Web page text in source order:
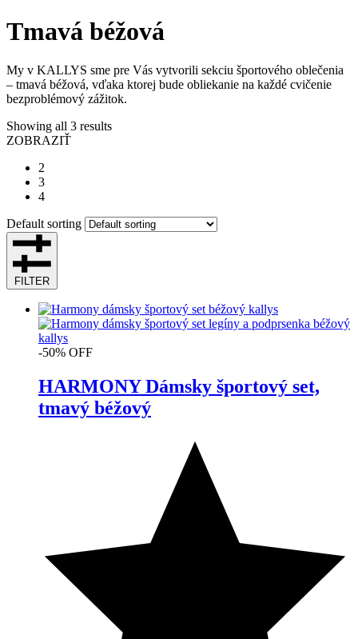
Tmavá béžová
My v KALLYS sme pre Vás vytvorili sekciu športového oblečenia
– tmavá béžová, vďaka ktorej bude obliekanie na každé cvičenie
bezproblémový zážitok.
Showing all 3 results
ZOBRAZIŤ
2
3
4
Default sorting
FILTER
-50% OFF
HARMONY Dámsky športový set,
tmavý béžový